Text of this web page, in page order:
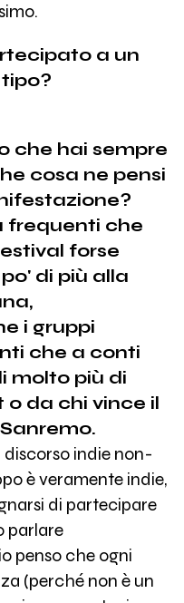
a un
che hai sempre
cosa ne pensi
frequenti che
forse
di più alla
i gruppi
che a conti
molto più di
da chi vince il
indie non-
è veramente indie,
di partecipare
parlare
penso che ogni
(perché non è un